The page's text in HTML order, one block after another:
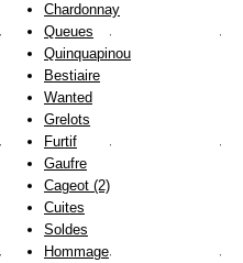
Chardonnay
Queues
Quinquapinou
Bestiaire
Wanted
Grelots
Furtif
Gaufre
Cageot (2)
Cuites
Soldes
Hommage